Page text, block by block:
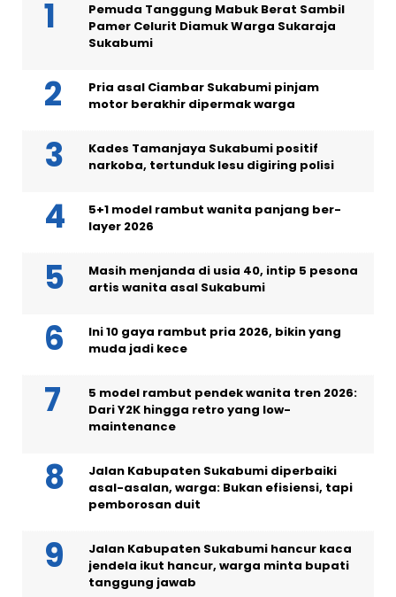
Pemuda Tanggung Mabuk Berat Sambil
Pamer Celurit Diamuk Warga Sukaraja
Sukabumi
Pria asal Ciambar Sukabumi pinjam
motor berakhir dipermak warga
Kades Tamanjaya Sukabumi positif
narkoba, tertunduk lesu digiring polisi
5+1 model rambut wanita panjang ber-
layer 2026
Masih menjanda di usia 40, intip 5 pesona
artis wanita asal Sukabumi
Ini 10 gaya rambut pria 2026, bikin yang
muda jadi kece
5 model rambut pendek wanita tren 2026:
Dari Y2K hingga retro yang low-
maintenance
Jalan Kabupaten Sukabumi diperbaiki
asal-asalan, warga: Bukan efisiensi, tapi
pemborosan duit
Jalan Kabupaten Sukabumi hancur kaca
jendela ikut hancur, warga minta bupati
tanggung jawab